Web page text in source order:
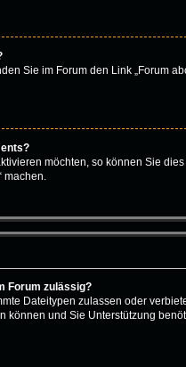
Sie im Forum den Link „Forum
möchten, so können Sie
machen.
Forum zulässig?
Dateitypen zulassen oder
können und Sie Unterstützung